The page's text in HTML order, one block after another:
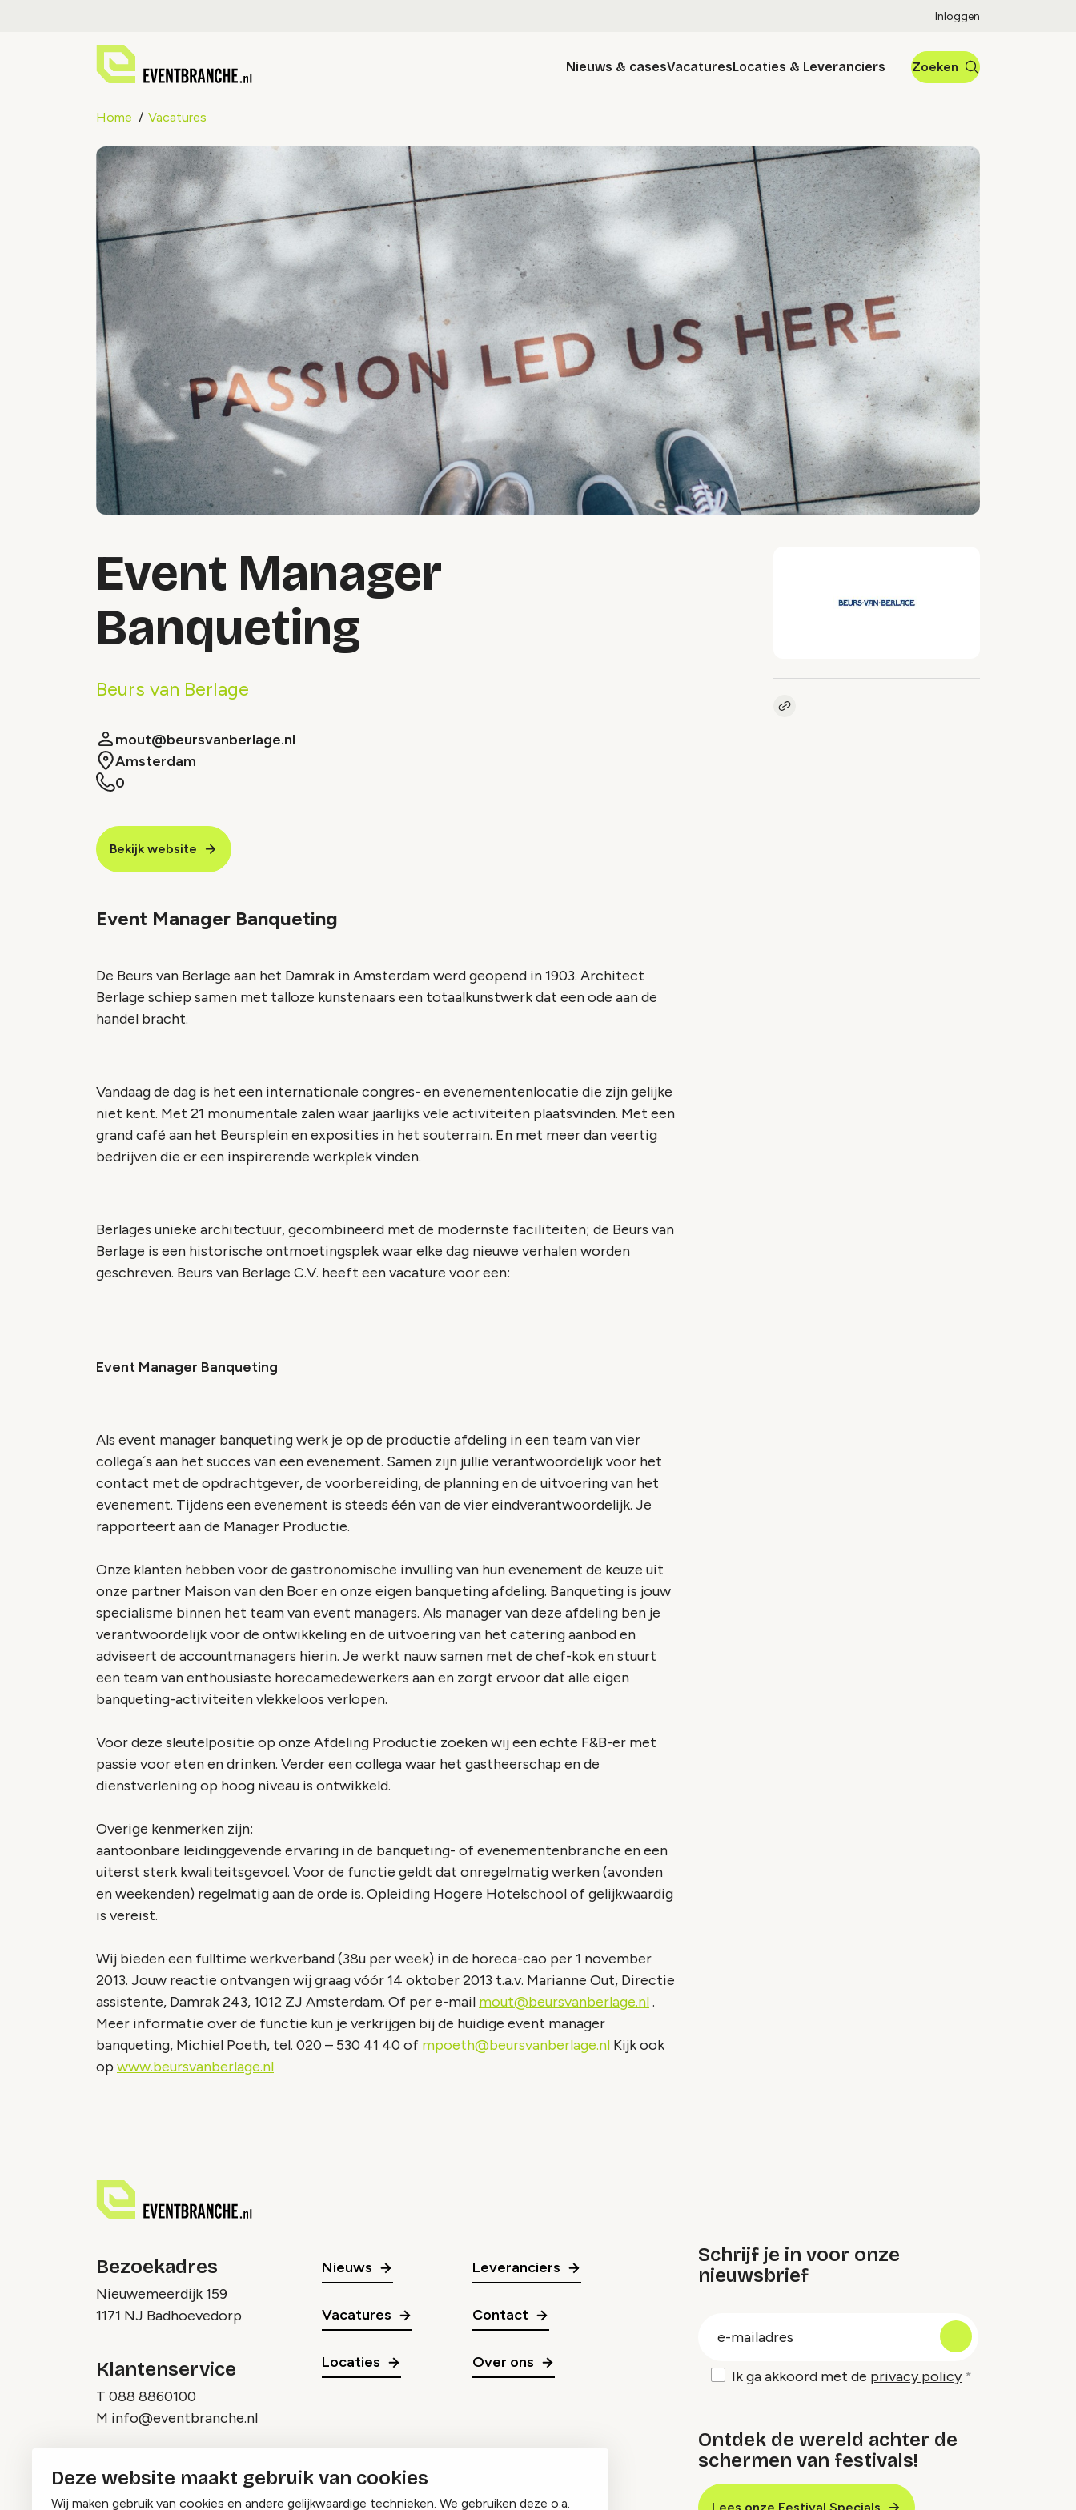
Deze website maakt gebruik van cookies
Wij maken gebruik van cookies en andere gelijkwaardige technieken. We gebruiken deze o.a.
Inloggen
Nieuws & casesVacaturesLocaties & Leveranciers Zoeken
Home Vacatures
Event Manager
Banqueting
Beurs van Berlage
mout@beursvanberlage.nl
Amsterdam
0
Bekijk website
Kopieer link naar vacature
Event Manager Banqueting
De Beurs van Berlage aan het Damrak in Amsterdam werd geopend in 1903. Architect
Berlage schiep samen met talloze kunstenaars een totaalkunstwerk dat een ode aan de
handel bracht.
Vandaag de dag is het een internationale congres- en evenementenlocatie die zijn gelijke
niet kent. Met 21 monumentale zalen waar jaarlijks vele activiteiten plaatsvinden. Met een
grand café aan het Beursplein en exposities in het souterrain. En met meer dan veertig
bedrijven die er een inspirerende werkplek vinden.
Berlages unieke architectuur, gecombineerd met de modernste faciliteiten; de Beurs van
Berlage is een historische ontmoetingsplek waar elke dag nieuwe verhalen worden
geschreven. Beurs van Berlage C.V. heeft een vacature voor een:
Event Manager Banqueting
Als event manager banqueting werk je op de productie afdeling in een team van vier
collega´s aan het succes van een evenement. Samen zijn jullie verantwoordelijk voor het
contact met de opdrachtgever, de voorbereiding, de planning en de uitvoering van het
evenement. Tijdens een evenement is steeds één van de vier eindverantwoordelijk. Je
rapporteert aan de Manager Productie.
Onze klanten hebben voor de gastronomische invulling van hun evenement de keuze uit
onze partner Maison van den Boer en onze eigen banqueting afdeling. Banqueting is jouw
specialisme binnen het team van event managers. Als manager van deze afdeling ben je
verantwoordelijk voor de ontwikkeling en de uitvoering van het catering aanbod en
adviseert de accountmanagers hierin. Je werkt nauw samen met de chef-kok en stuurt
een team van enthousiaste horecamedewerkers aan en zorgt ervoor dat alle eigen
banqueting-activiteiten vlekkeloos verlopen.
Voor deze sleutelpositie op onze Afdeling Productie zoeken wij een echte F&B-er met
passie voor eten en drinken. Verder een collega waar het gastheerschap en de
dienstverlening op hoog niveau is ontwikkeld.
Overige kenmerken zijn:
aantoonbare leidinggevende ervaring in de banqueting- of evenementenbranche en een
uiterst sterk kwaliteitsgevoel. Voor de functie geldt dat onregelmatig werken (avonden
en weekenden) regelmatig aan de orde is. Opleiding Hogere Hotelschool of gelijkwaardig
is vereist.
Wij bieden een fulltime werkverband (38u per week) in de horeca-cao per 1 november
2013. Jouw reactie ontvangen wij graag vóór 14 oktober 2013 t.a.v. Marianne Out, Directie
assistente, Damrak 243, 1012 ZJ Amsterdam. Of per e-mail mout@beursvanberlage.nl.
Meer informatie over de functie kun je verkrijgen bij de huidige event manager
banqueting, Michiel Poeth, tel. 020 – 530 41 40 of mpoeth@beursvanberlage.nl Kijk ook
op www.beursvanberlage.nl
Bezoekadres
Nieuwemeerdijk 159
1171 NJ Badhoevedorp
Klantenservice
T 088 8860100
M info@eventbranche.nl
Nieuws
Vacatures
Locaties
Leveranciers
Contact
Over ons
Schrijf je in voor onze
nieuwsbrief
Ik ga akkoord met de privacy policy
Ontdek de wereld achter de
schermen van festivals!
Lees onze Festival Specials